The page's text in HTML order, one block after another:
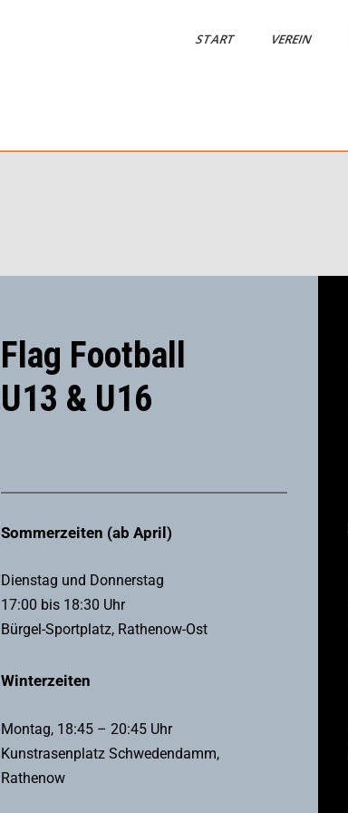
START VEREIN
Flag Football
U13 & U16
Sommerzeiten (ab April)
Dienstag und Donnerstag
17:00 bis 18:30 Uhr
Bürgel-Sportplatz, Rathenow-Ost
Winterzeiten
Montag, 18:45 – 20:45 Uhr
Kunstrasenplatz Schwedendamm,
Rathenow